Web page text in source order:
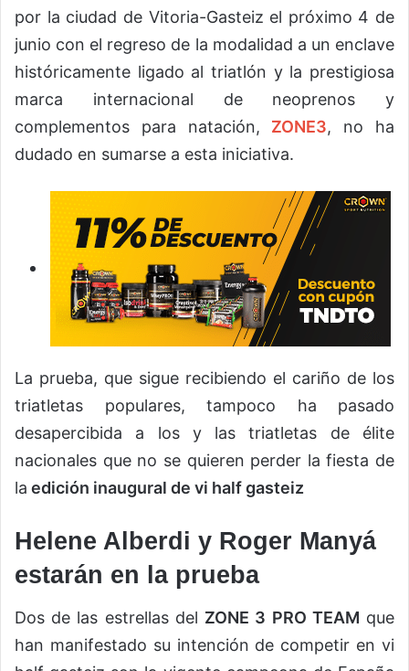
por la ciudad de Vitoria-Gasteiz el próximo 4 de
junio con el regreso de la modalidad a un enclave
históricamente ligado al triatlón y la prestigiosa
marca internacional de neoprenos y
complementos para natación, ZONE3, no ha
dudado en sumarse a esta iniciativa.
La prueba, que sigue recibiendo el cariño de los
triatletas populares, tampoco ha pasado
desapercibida a los y las triatletas de élite
nacionales que no se quieren perder la fiesta de
la edición inaugural de vi half gasteiz
Helene Alberdi y Roger Manyá
estarán en la prueba
Dos de las estrellas del ZONE 3 PRO TEAM que
han manifestado su intención de competir en vi